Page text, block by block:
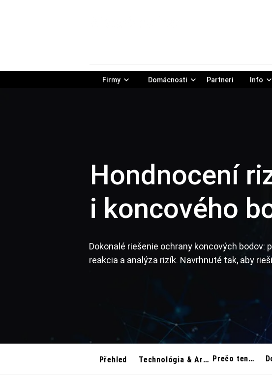
Firmy Domácnosti Partneri Info
Hondnocení
i koncového
Dokonalé riešenie ochrany koncových bodov:
reakcia a analýza rizík. Navrhnuté tak, aby
Přehled Technológia & Architektúra Prečo tento produkt?